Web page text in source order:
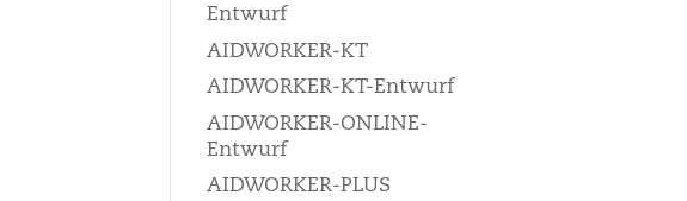
Entwurf
AIDWORKER-KT
AIDWORKER-KT-Entwurf
AIDWORKER-ONLINE-
Entwurf
AIDWORKER-PLUS